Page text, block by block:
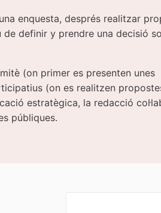
enquesta, després realitzar
definir y prendre una decisió
(on primer es presenten unes
(on es realitzen
estratègica, la redacció
públiques.